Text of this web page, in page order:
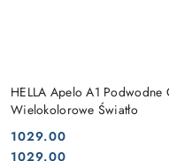
HELLA Apelo A1 Podwodne
Wielokolorowe Światło
Cena:
1029.00
Cena:
1029.00